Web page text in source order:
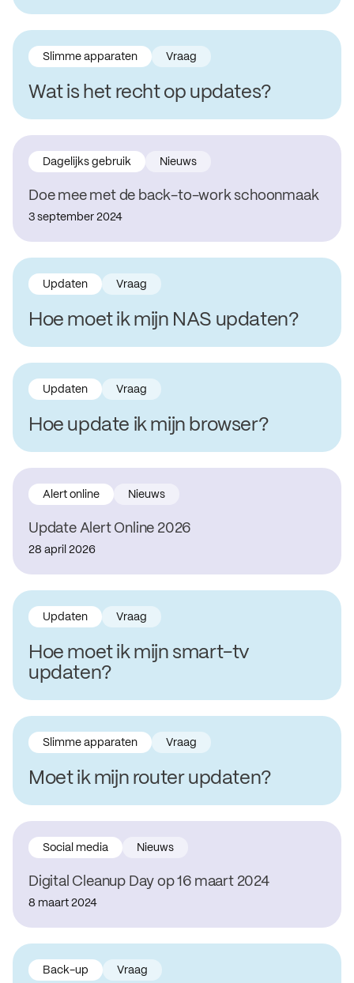
Wat is het recht op updates?
Slimme apparaten Vraag
Doe mee met de back-to-work schoonmaak
Dagelijks gebruik Nieuws
3 september 2024
Hoe moet ik mijn NAS updaten?
Updaten Vraag
Hoe update ik mijn browser?
Updaten Vraag
Update Alert Online 2026
Alert online Nieuws
28 april 2026
Hoe moet ik mijn smart-tv
updaten?
Updaten Vraag
Moet ik mijn router updaten?
Slimme apparaten Vraag
Digital Cleanup Day op 16 maart 2024
Social media Nieuws
8 maart 2024
Back-up Vraag